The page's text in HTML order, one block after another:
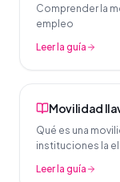
Comprender la
empleo
Leer la guía
Movilidad
Qué es una
instituciones la
Leer la guía